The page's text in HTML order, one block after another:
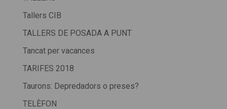
Tallers CIB
TALLERS DE POSADA A PUNT
Tancat per vacances
TARIFES 2018
Taurons: Depredadors o preses?
TELÈFON